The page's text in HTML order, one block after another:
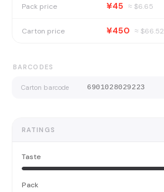
Pack price ¥45 ≈ $6.65
Carton price ¥450 ≈ $66.52
BARCODES
Carton barcode 6901028029223
RATINGS
Taste
Pack